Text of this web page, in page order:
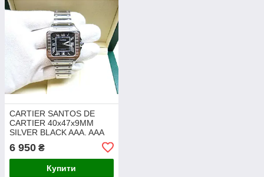
CARTIER SANTOS DE
CARTIER 40x47x9MM
SILVER BLACK AAA. AAA
6 950 ₴
Купити